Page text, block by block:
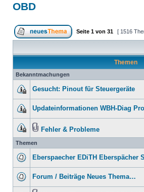
OBD
Seite 1 von 31 [ 1516
Themen
Bekanntmachungen
Gesucht: Pinout für Steuergeräte
Updateinformationen WBH-Diag
Fehler & Probleme
Themen
Eberspaecher EDiTH Eberspächer
Forum / Beiträge Neues Thema…